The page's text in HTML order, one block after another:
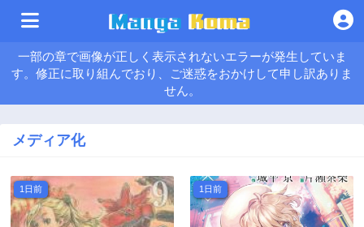
一部の章で画像が正しく表示されないエラーが発生していま
す。修正に取り組んでおり、ご迷惑をおかけして申し訳ありま
せん。
メディア化
1日前 1日前